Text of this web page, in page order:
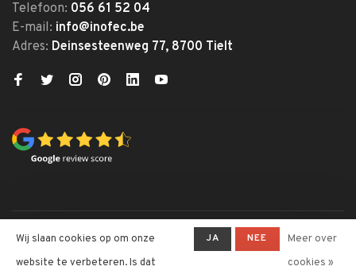
Telefoon: 056 61 52 04
E-mail: info@inofec.be
Adres: Deinsesteenweg 77, 8700 Tielt
© Copyright 2026 Inofec
-Inofec Kantoormeubelen krijgt
Wij slaan cookies op om onze
website te verbeteren. Is dat
JA NEE
Meer over
cookies »